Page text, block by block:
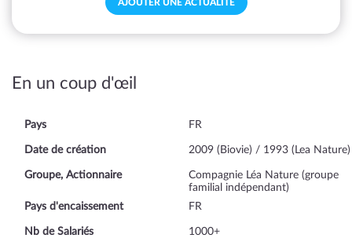
AJOUTER UNE ACTUALITÉ
En un coup d'œil
Pays FR
Date de création 2009 (Biovie) / 1993 (Lea Nature)
Groupe, Actionnaire
Compagnie Léa Nature (groupe
familial indépendant)
Pays d'encaissement
FR
Nb de Salariés 1000+